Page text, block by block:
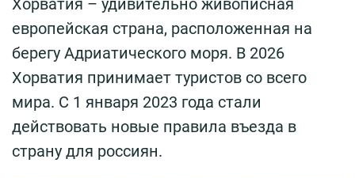
Хорватия – удивительно живописная
европейская страна, расположенная на
берегу Адриатического моря. В 2026
Хорватия принимает туристов со всего
мира. С 1 января 2023 года стали
действовать новые правила въезда в
страну для россиян.